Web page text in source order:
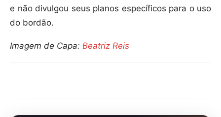
e não divulgou seus planos específicos para o uso
do bordão.
Imagem de Capa: Beatriz Reis